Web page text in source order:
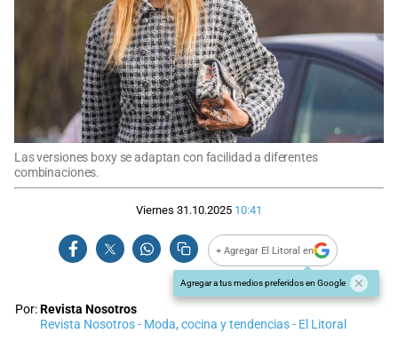
Las versiones boxy se adaptan con facilidad a diferentes
combinaciones.
Viernes 31.10.2025 10:41
+ Agregar El Litoral en
Agregar a tus medios preferidos en Google
Por:Revista Nosotros
Revista Nosotros - Moda, cocina y tendencias - El Litoral